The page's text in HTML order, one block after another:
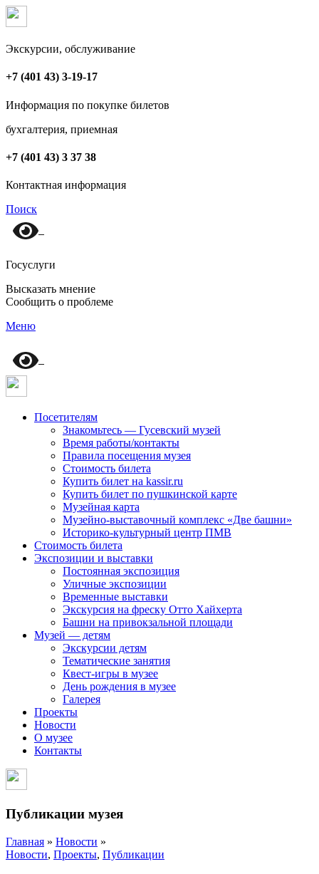
Экскурсии, обслуживание
+7 (401 43) 3-19-17
Информация по покупке билетов
бухгалтерия, приемная
+7 (401 43) 3 37 38
Контактная информация
Поиск
Госуслуги
Высказать мнение
Сообщить о проблеме
Меню
Посетителям
Знакомьтесь — Гусевский музей
Время работы/контакты
Правила посещения музея
Стоимость билета
Купить билет на kassir.ru
Купить билет по пушкинской карте
Музейная карта
Музейно-выставочный комплекс «Две башни»
Историко-культурный центр ПМВ
Стоимость билета
Экспозиции и выставки
Постоянная экспозиция
Уличные экспозиции
Временные выставки
Экскурсия на фреску Отто Хайхерта
Башни на привокзальной площади
Музей — детям
Экскурсии детям
Тематические занятия
Квест-игры в музее
День рождения в музее
Галерея
Проекты
Новости
О музее
Контакты
Публикации музея
Главная » Новости »
Новости, Проекты, Публикации